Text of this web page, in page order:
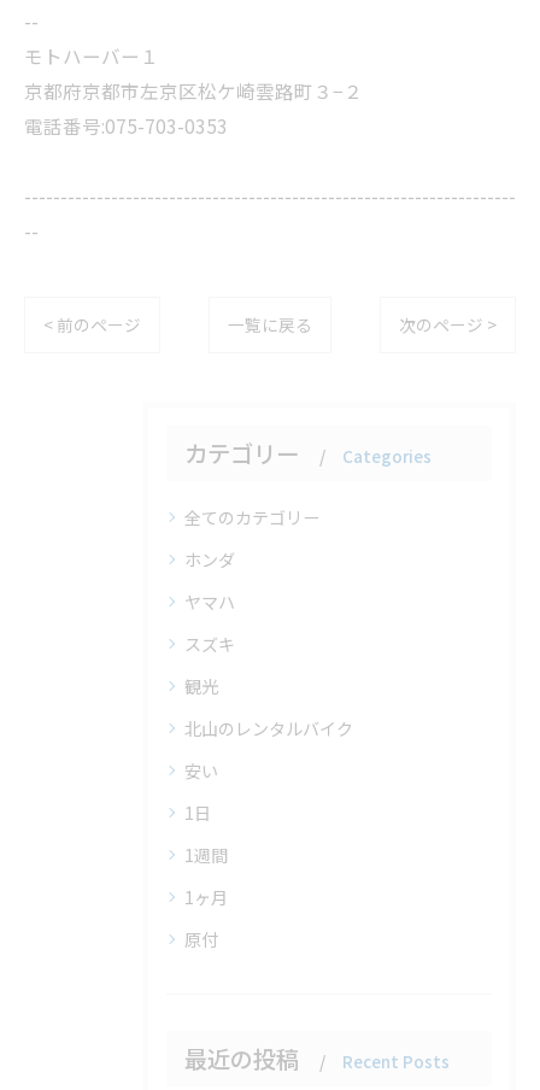
--
モトハーバー１
京都府京都市左京区松ケ崎雲路町３−２
電話番号:075-703-0353
--------------------------------------------------------------------
--
< 前のページ 一覧に戻る 次のページ >
カテゴリー Categories
全てのカテゴリー
ホンダ
ヤマハ
スズキ
観光
北山のレンタルバイク
安い
1日
1週間
1ヶ月
原付
最近の投稿 Recent Posts